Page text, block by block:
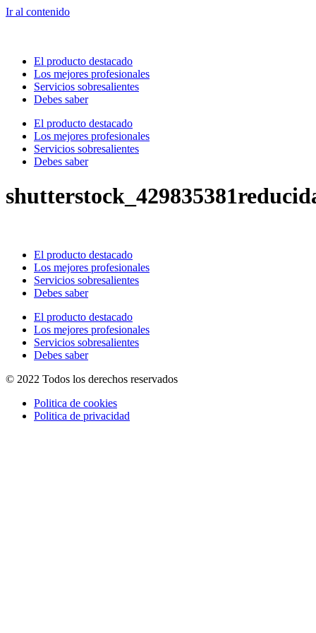
Ir al contenido
El producto destacado
Los mejores profesionales
Servicios sobresalientes
Debes saber
El producto destacado
Los mejores profesionales
Servicios sobresalientes
Debes saber
El producto destacado
Los mejores profesionales
Servicios sobresalientes
Debes saber
El producto destacado
Los mejores profesionales
Servicios sobresalientes
Debes saber
© 2022 Todos los derechos reservados
Politica de cookies
Politica de privacidad